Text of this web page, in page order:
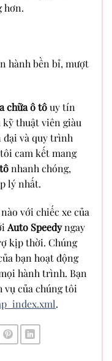
hơn.
hành bền bỉ, mượt
chữa ô tôuy tín
thuật viên giàu
và quy trình
cam kết mang
nhanh chóng,
lý nhất.
với chiếc xe của
Auto Speedyngay
kịp thời. Chúng
bạn hoạt động
hành trình. Bạn
vụ của chúng tôi
.